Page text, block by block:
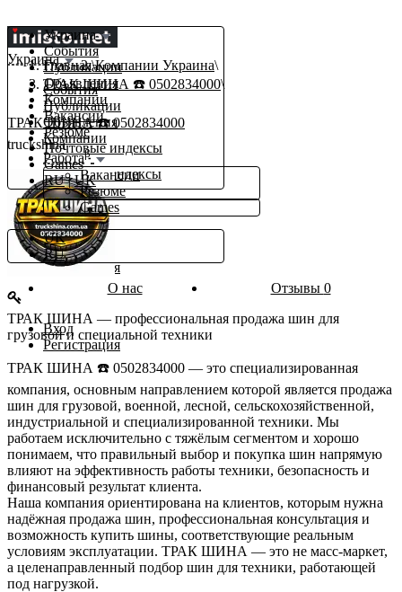
Украина
События
Публикации
Объявления
Компании
Вакансии
Резюме
Почтовые индексы
Games
RU|UK
Украина
События
Публикации
Объявления
Компании
Работаβ
Вакансии
Резюме
Почтовые индексы
Еще
Games
ru
UK
RU
Вход
Регистрация
Вход
Регистрация
Главная Компании Украина
ТРАК ШИНА ☎️ 0502834000
ТРАК ШИНА ☎️ 0502834000
truckshina
О нас Отзывы 0
ТРАК ШИНА — профессиональная продажа шин для
грузовой и специальной техники
ТРАК ШИНА ☎️ 0502834000 — это специализированная
компания, основным направлением которой является продажа
шин для грузовой, военной, лесной, сельскохозяйственной,
индустриальной и специализированной техники. Мы
работаем исключительно с тяжёлым сегментом и хорошо
понимаем, что правильный выбор и покупка шин напрямую
влияют на эффективность работы техники, безопасность и
финансовый результат клиента.
Наша компания ориентирована на клиентов, которым нужна
надёжная продажа шин, профессиональная консультация и
возможность купить шины, соответствующие реальным
условиям эксплуатации. ТРАК ШИНА — это не масс-маркет,
а целенаправленный подбор шин для техники, работающей
под нагрузкой.